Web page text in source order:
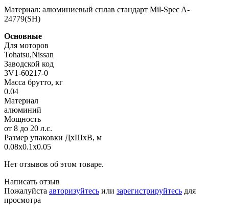
Материал: алюминиевый сплав стандарт Mil-Spec A-
24779(SH)
Основные
Для моторов
Tohatsu,Nissan
Заводской код
3V1-60217-0
Масса брутто, кг
0.04
Материал
алюминий
Мощность
от 8 до 20 л.с.
Размер упаковки ДхШхВ, м
0.08x0.1x0.05
Нет отзывов об этом товаре.
Написать отзыв
Пожалуйста авторизуйтесь или зарегистрируйтесь для
просмотра